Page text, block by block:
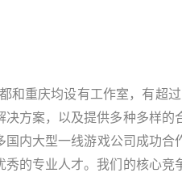
和重庆均设有工作室，有超过
方案，以及提供多种多样的
国内大型一线游戏公司成功合
秀的专业人才。我们的核心竞